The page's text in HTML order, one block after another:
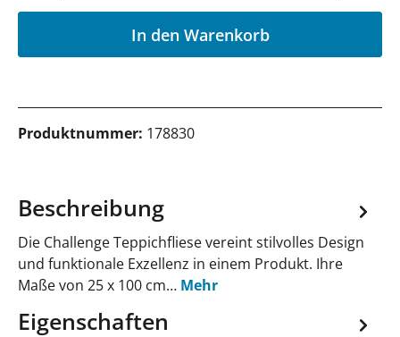
In den Warenkorb
Produktnummer: 178830
Beschreibung
Die Challenge Teppichfliese vereint stilvolles Design
und funktionale Exzellenz in einem Produkt. Ihre
Maße von 25 x 100 cm… Mehr
Eigenschaften